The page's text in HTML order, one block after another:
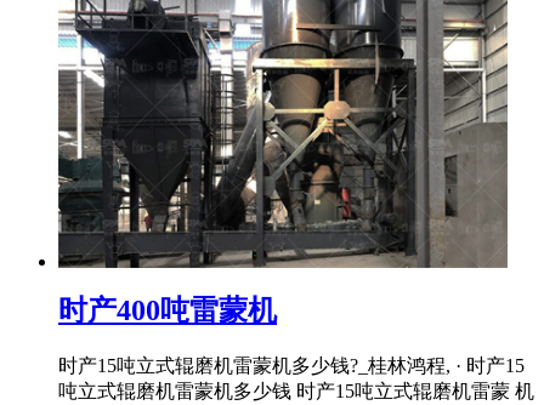
时产400吨雷蒙机
时产15吨立式辊磨机雷蒙机多少钱?_桂林鸿程, · 时产15
吨立式辊磨机雷蒙机多少钱 时产15吨立式辊磨机雷蒙 机